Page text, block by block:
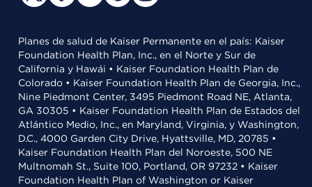
Planes de salud de Kaiser Permanente en el país: Kaiser
Foundation Health Plan, Inc., en el Norte y Sur de
California y Hawái • Kaiser Foundation Health Plan de
Colorado • Kaiser Foundation Health Plan de Georgia, Inc.,
Nine Piedmont Center, 3495 Piedmont Road NE, Atlanta,
GA 30305 • Kaiser Foundation Health Plan de Estados del
Atlántico Medio, Inc., en Maryland, Virginia, y Washington,
D.C., 4000 Garden City Drive, Hyattsville, MD, 20785 •
Kaiser Foundation Health Plan del Noroeste, 500 NE
Multnomah St., Suite 100, Portland, OR 97232 • Kaiser
Foundation Health Plan of Washington or Kaiser